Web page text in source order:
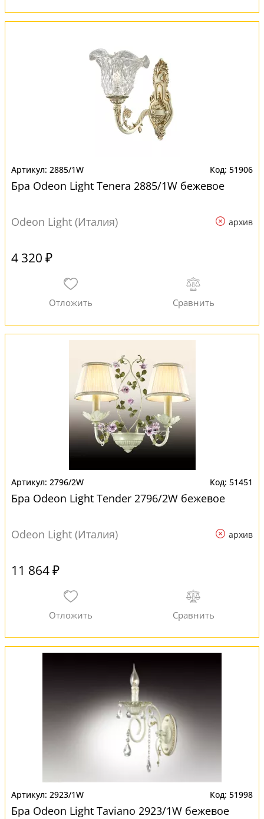
2885/1W 51906
Бра Odeon Light Tenera 2885/1W бежевое
Odeon Light (Италия) архив
4 320 ₽
2796/2W 51451
Бра Odeon Light Tender 2796/2W бежевое
Odeon Light (Италия) архив
11 864 ₽
2923/1W 51998
Бра Odeon Light Taviano 2923/1W бежевое